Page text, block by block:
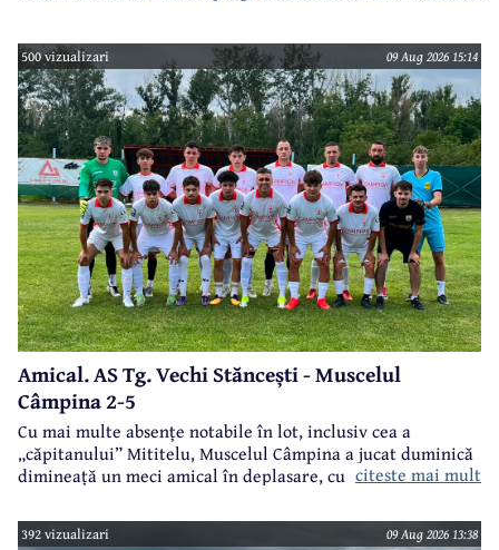
500 vizualizari 09 Aug 2026 15:14
Amical. AS Tg. Vechi Stăncești - Muscelul
Câmpina 2-5
Cu mai multe absențe notabile în lot, inclusiv cea a
„căpitanului” Mititelu, Muscelul Câmpina a jucat duminică
dimineață un meci amical în deplasare, cu formația AS Tg.
citeste mai mult
392 vizualizari 09 Aug 2026 13:38